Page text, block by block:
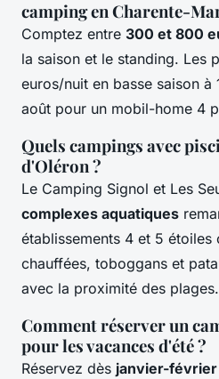
camping en Charente-
Comptez entre 300 et 800
la saison et le standing. Les
euros/nuit en basse saison
août pour un mobil-home 4
Quels campings avec
d'Oléron ?
Le Camping Signol et Les
complexes aquatiques
établissements 4 et 5 étoiles
chauffées, toboggans et
avec la proximité des plages.
Comment réserver un
pour les vacances d'été ?
Réservez dès janvier-février